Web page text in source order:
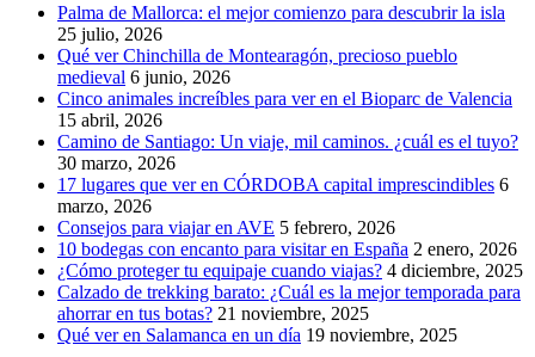
Palma de Mallorca: el mejor comienzo para descubrir la isla
25 julio, 2026
Qué ver Chinchilla de Montearagón, precioso pueblo
medieval 6 junio, 2026
Cinco animales increíbles para ver en el Bioparc de Valencia
15 abril, 2026
Camino de Santiago: Un viaje, mil caminos. ¿cuál es el tuyo?
30 marzo, 2026
17 lugares que ver en CÓRDOBA capital imprescindibles 6
marzo, 2026
Consejos para viajar en AVE 5 febrero, 2026
10 bodegas con encanto para visitar en España 2 enero, 2026
¿Cómo proteger tu equipaje cuando viajas? 4 diciembre, 2025
Calzado de trekking barato: ¿Cuál es la mejor temporada para
ahorrar en tus botas? 21 noviembre, 2025
Qué ver en Salamanca en un día 19 noviembre, 2025